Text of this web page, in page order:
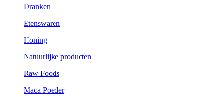
Dranken
Etenswaren
Honing
Natuurlijke producten
Raw Foods
Maca Poeder